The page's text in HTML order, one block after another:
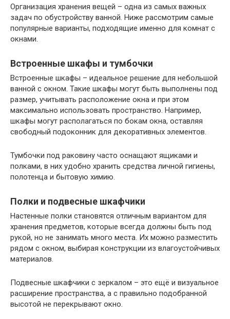
Организация хранения вещей – одна из самых важных
задач по обустройству ванной. Ниже рассмотрим самые
популярные варианты, подходящие именно для комнат с
окнами.
Встроенные шкафы и тумбочки
Встроенные шкафы – идеальное решение для небольшой
ванной с окном. Такие шкафы могут быть выполнены под
размер, учитывать расположение окна и при этом
максимально использовать пространство. Например,
шкафы могут располагаться по бокам окна, оставляя
свободный подоконник для декоративных элементов.
Тумбочки под раковину часто оснащают ящиками и
полками, в них удобно хранить средства личной гигиены,
полотенца и бытовую химию.
Полки и подвесные шкафчики
Настенные полки становятся отличным вариантом для
хранения предметов, которые всегда должны быть под
рукой, но не занимать много места. Их можно разместить
рядом с окном, выбирая конструкции из влагоустойчивых
материалов.
Подвесные шкафчики с зеркалом – это ещё и визуальное
расширение пространства, а с правильно подобранной
высотой не перекрывают окно.